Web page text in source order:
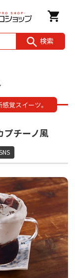
検索
覚スイーツ。
プチーノ風